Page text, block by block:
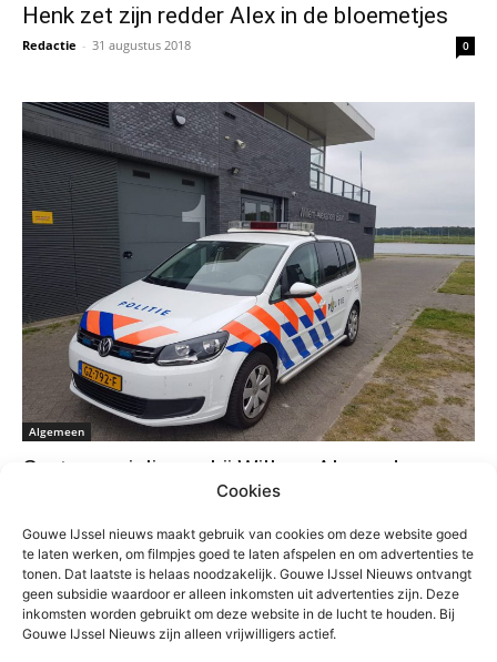
Cookies
Gouwe IJssel nieuws maakt gebruik van cookies om deze website goed
te laten werken, om filmpjes goed te laten afspelen en om advertenties te
tonen. Dat laatste is helaas noodzakelijk. Gouwe IJssel Nieuws ontvangt
geen subsidie waardoor er alleen inkomsten uit advertenties zijn. Deze
inkomsten worden gebruikt om deze website in de lucht te houden. Bij
Gouwe IJssel Nieuws zijn alleen vrijwilligers actief.
Henk zet zijn redder Alex in de bloemetjes
Redactie - 31 augustus 2018 0
Algemeen
Grote vernielingen bij Willem-Alexander
Redactie 12 juni 2018 0